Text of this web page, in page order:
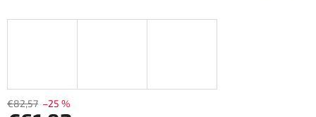
€82,57 –25 %